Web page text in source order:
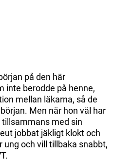
på den här
inte berodde på henne,
mellan läkarna, så de
Men när hon väl har
med sin
jobbat jäkligt klokt och
och vill tillbaka snabbt,